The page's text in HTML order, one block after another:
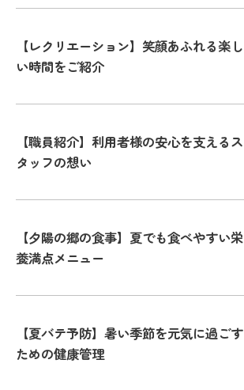
【レクリエーション】笑顔あふれる楽し
い時間をご紹介
【職員紹介】利用者様の安心を支えるス
タッフの想い
【夕陽の郷の食事】夏でも食べやすい栄
養満点メニュー
【夏バテ予防】暑い季節を元気に過ごす
ための健康管理